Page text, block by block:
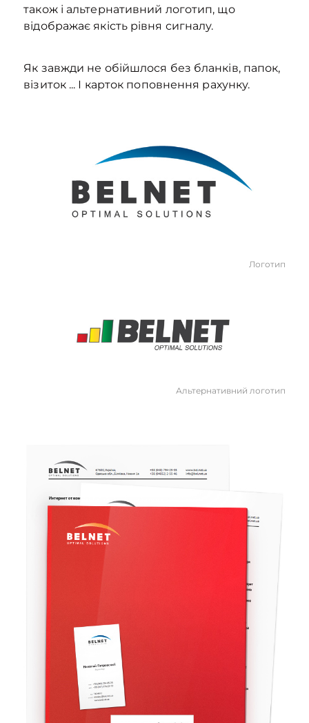
також і альтернативний логотип, що
відображає якість рівня сигналу.
Як завжди не обійшлося без бланків, папок,
візиток ... І карток поповнення рахунку.
Логотип
Альтернативний логотип